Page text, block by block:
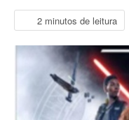
2 minutos de leitura